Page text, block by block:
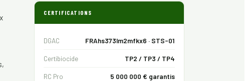
CERTIFICATIONS
DGAC FRAhs373lm2mfkx6 · STS-01
Certibiocide TP2 / TP3 / TP4
RC Pro 5 000 000 € garantis